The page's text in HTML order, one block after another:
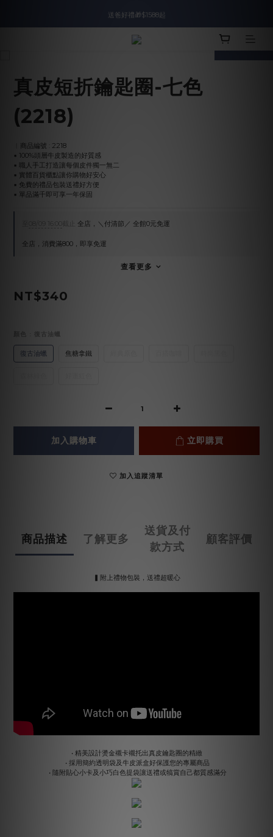
入會即領$888購物金🙌
送爸好禮🎁$1588起
滿$2000現折$100👏累計無上限 prev next
真皮短折鑰匙圈-七色
(2218)
︱商品編號 : 2218
▪︎ 100%頭層牛皮製造的好質感
▪︎ 職人手工打造讓每個皮件獨一無二
▪︎ 實體百貨櫃點讓你購物好安心
▪︎ 免費的禮品包裝送禮好方便
▪︎ 單品滿千即可享一年保固
全店，＼付清節／ 全館0元免運
全店，消費滿800，即享免運
查看更多
NT$340
: 復古油蠟
復古油蠟 焦糖拿鐵
加入購物車 立即購買
加入追蹤清單
商品描述 了解更多
送貨及付
款方式
顧客評價
▍附上禮物包裝，送禮超暖心
• 精美設計燙金襯卡襯托出真皮鑰匙圈的精緻
• 採用簡約透明袋及牛皮派盒好保護您的專屬商品
• 隨附貼心小卡及小巧白色提袋讓送禮或犒賞自己都質感滿分